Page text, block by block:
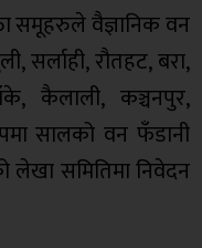
समूहरुले वैज्ञानिक वन
सर्लाही, रौतहट, बरा,
कैलाली, कञ्चनपुर,
सालको वन फँडानी
लेखा समितिमा निवेदन